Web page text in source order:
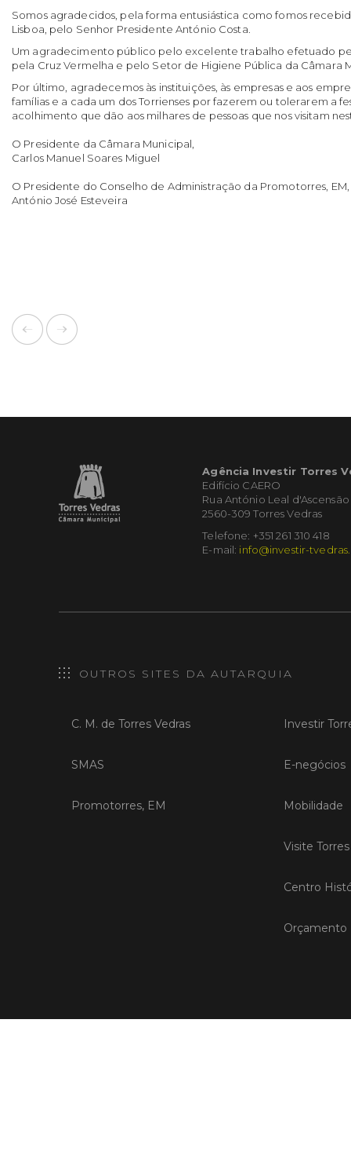
Somos agradecidos, pela forma entusiástica como fomos
Lisboa, pelo Senhor Presidente António Costa.
Um agradecimento público pelo excelente trabalho efetuado
pela Cruz Vermelha e pelo Setor de Higiene Pública da Câmara
Por último, agradecemos às instituições, às empresas e aos
famílias e a cada um dos Torrienses por fazerem ou tolerarem a
acolhimento que dão aos milhares de pessoas que nos visitam
O Presidente da Câmara Municipal,
Carlos Manuel Soares Miguel
O Presidente do Conselho de Administração da Promotorres, EM,
António José Esteveira
Agência Investir Torres
Edifício CAERO
Rua António Leal d'Ascensão
2560-309 Torres Vedras
Telefone: +351 261 310 418
E-mail: info@investir-
OUTROS SITES DA AUTARQUIA
C. M. de Torres Vedras
SMAS
Promotorres, EM
Investir
E-negócios
Mobilidade
Visite
Centro
Orçamento